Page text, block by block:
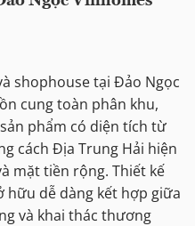
shophouse tại Đảo Ngọc
cung toàn phân khu,
phẩm có diện tích từ
cách Địa Trung Hải hiện
mặt tiền rộng. Thiết kế
hữu dễ dàng kết hợp giữa
và khai thác thương